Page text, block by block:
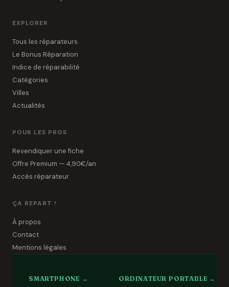
EXPLORER
Tous les réparateurs
Le Bonus Réparation
Indice de réparabilité
Catégories
Villes
Actualités
POUR LES PROS
Revendiquer une fiche
Offre Premium — 4,90€/an
Accès réparateur
ÇA REPART !
À propos
Contact
Mentions légales
SMARTPHONE → ORDINATEUR PORTABLE →